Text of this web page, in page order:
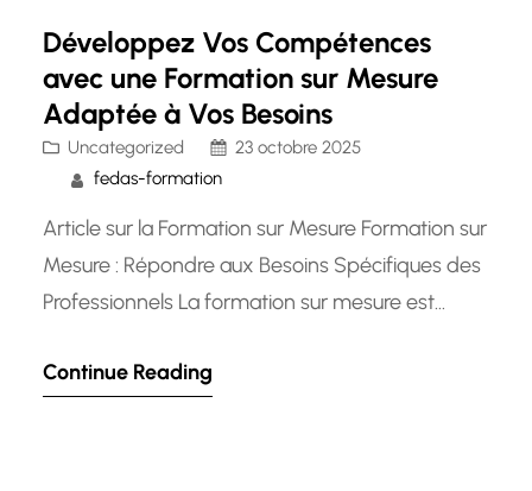
Développez Vos Compétences
avec une Formation sur Mesure
Adaptée à Vos Besoins
Uncategorized
23 octobre 2025
fedas-formation
Article sur la Formation sur Mesure Formation sur
Mesure : Répondre aux Besoins Spécifiques des
Professionnels La formation sur mesure est
professionnels en quête de perfectionnement
Continue Reading